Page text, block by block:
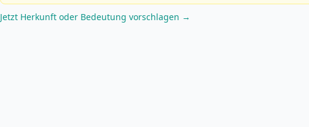
Jetzt Herkunft oder Bedeutung vorschlagen →